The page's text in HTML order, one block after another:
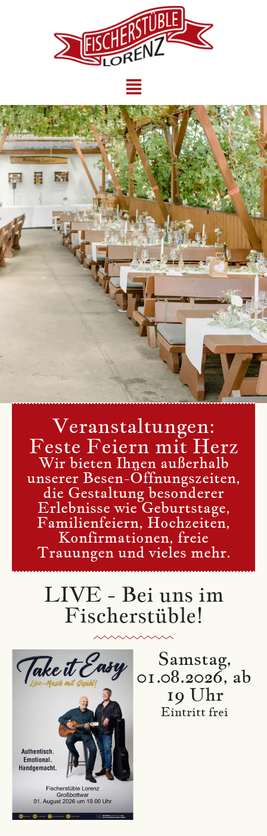
Veranstaltungen:
Feste Feiern mit Herz
Wir bieten Ihnen außerhalb
unserer Besen-Öffnungszeiten,
die Gestaltung besonderer
Erlebnisse wie Geburtstage,
Familienfeiern, Hochzeiten,
Konfirmationen, freie
Trauungen und vieles mehr.
LIVE - Bei uns im
Fischerstüble!
Samstag,
01.08.2026, ab
19 Uhr
Eintritt frei